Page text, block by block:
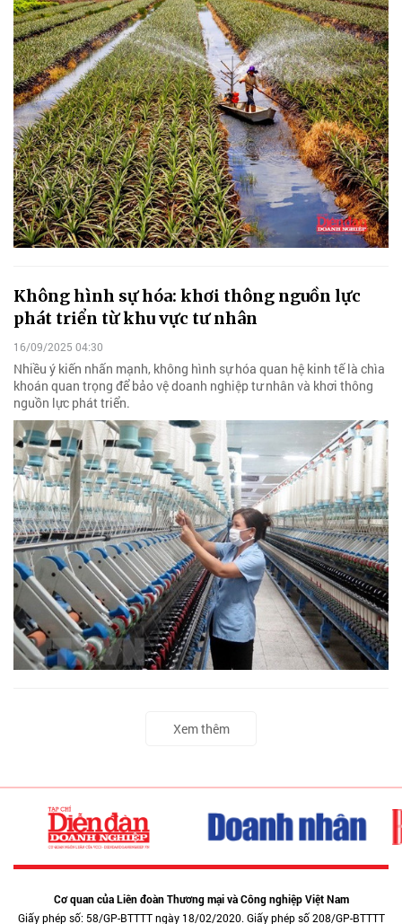
Không hình sự hóa: khơi thông nguồn lực
phát triển từ khu vực tư nhân
16/09/2025 04:30
Nhiều ý kiến nhấn mạnh, không hình sự hóa quan hệ kinh tế là chìa
khoán quan trọng để bảo vệ doanh nghiệp tư nhân và khơi thông
nguồn lực phát triển.
Xem thêm
Cơ quan của Liên đoàn Thương mại và Công nghiệp Việt Nam
Giấy phép số: 58/GP-BTTTT ngày 18/02/2020. Giấy phép số 208/GP-BTTTT